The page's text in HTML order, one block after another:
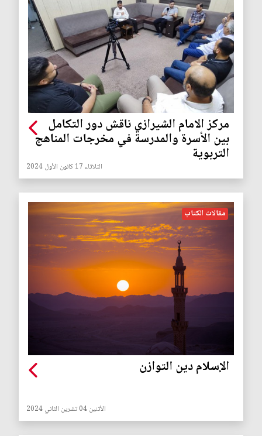
مركز الامام الشيرازي ناقش دور التكامل
بين الأسرة والمدرسة في مخرجات المناهج
التربوية
الثلاثاء 17 كانون الأول 2024
مقالات الكتاب
الإسلام دين التوازن
الأثنين 04 تشرين الثاني 2024